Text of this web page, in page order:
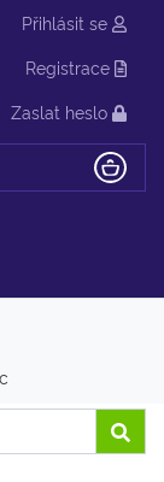
Přihlásit se
Registrace
Zaslat heslo